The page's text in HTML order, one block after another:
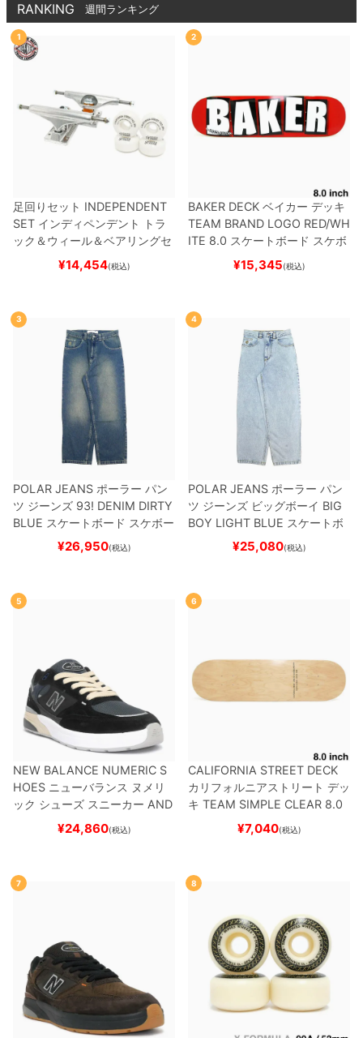
RANKING 週間ランキング
1
足回りセット INDEPENDENT
SET インディペンデント
トラ
ック＆ウィール＆ベアリングセ
（トリック用）
ード スケボー
¥14,454(税込)
2
BAKER DECK ベイカー デッキ
TEAM BRAND LOGO RED/WH
ITE 8.0 スケートボード スケボ
¥15,345(税込)
3
POLAR JEANS ポーラー パン
ツ ジーンズ 93! DENIM DIRTY
BLUE スケートボード スケボー
¥26,950(税込)
4
POLAR JEANS ポーラー パン
ツ ジーンズ ビッグボーイ BIG
BOY LIGHT BLUE スケートボ
ード スケボー
¥25,080(税込)
5
NEW BALANCE NUMERIC S
HOES ニューバランス ヌメリ
ック シューズ スニーカー AND
REW REYNOLDS 933
BLACK/NAVYスケートボ
¥24,860(税込)
6
CALIFORNIA STREET DECK
カリフォルニアストリート デッ
キ TEAM SIMPLE CLEAR 8.0
ブランク（DSM）
ード スケボー
¥7,040(税込)
7 8